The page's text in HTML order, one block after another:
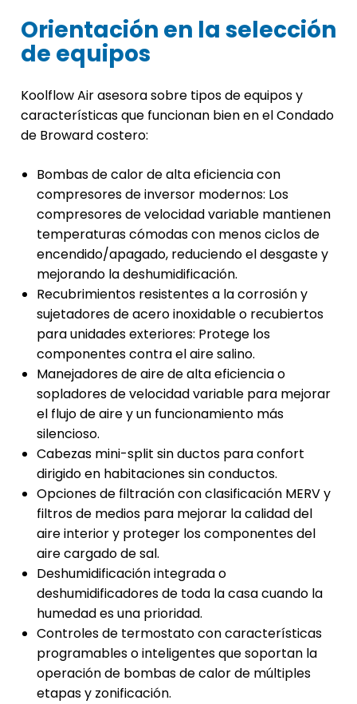
Orientación en la selección
de equipos
Koolflow Air asesora sobre tipos de equipos y
características que funcionan bien en el Condado
de Broward costero:
Bombas de calor de alta eficiencia con
compresores de inversor modernos: Los
compresores de velocidad variable mantienen
temperaturas cómodas con menos ciclos de
encendido/apagado, reduciendo el desgaste y
mejorando la deshumidificación.
Recubrimientos resistentes a la corrosión y
sujetadores de acero inoxidable o recubiertos
para unidades exteriores: Protege los
componentes contra el aire salino.
Manejadores de aire de alta eficiencia o
sopladores de velocidad variable para mejorar
el flujo de aire y un funcionamiento más
silencioso.
Cabezas mini-split sin ductos para confort
dirigido en habitaciones sin conductos.
Opciones de filtración con clasificación MERV y
filtros de medios para mejorar la calidad del
aire interior y proteger los componentes del
aire cargado de sal.
Deshumidificación integrada o
deshumidificadores de toda la casa cuando la
humedad es una prioridad.
Controles de termostato con características
programables o inteligentes que soportan la
operación de bombas de calor de múltiples
etapas y zonificación.